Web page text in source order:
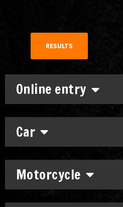
Online entry
Car
Motorcycle
RESULTS